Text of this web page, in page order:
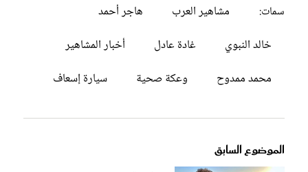
سمات:
مشاهير العرب
هاجر أحمد
خالد النبوي
غادة عادل
أخبار المشاهير
محمد ممدوح
وعكة صحية سيارة إسعاف
الموضوع السابق